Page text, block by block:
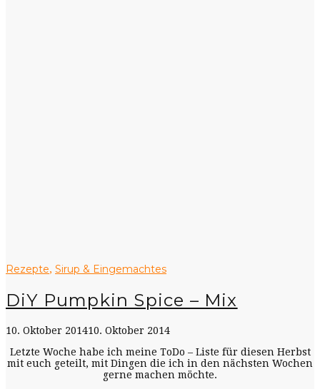
Rezepte, Sirup & Eingemachtes
DiY Pumpkin Spice – Mix
10. Oktober 201410. Oktober 2014
Letzte Woche habe ich meine ToDo – Liste für diesen Herbst
mit euch geteilt, mit Dingen die ich in den nächsten Wochen
gerne machen möchte.